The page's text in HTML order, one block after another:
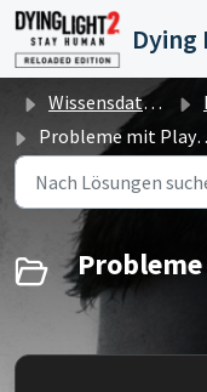
Zum
Dying
Wissensdatenbank
Probleme mit PlayStation